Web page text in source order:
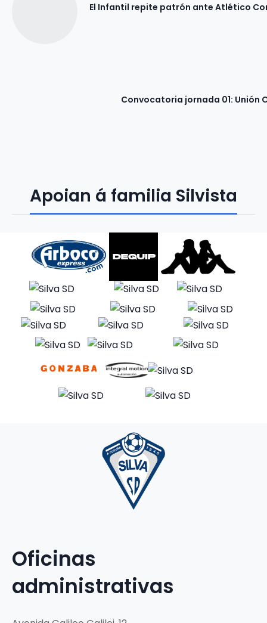
El Infantil repite patrón ante Atlético
Convocatoria jornada 01:
Apoian á familia Silvista
Oficinas
administrativas